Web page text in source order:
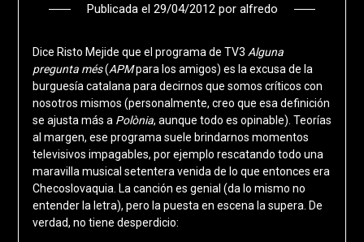
Publicada el 29/04/2012por alfredo
Dice Risto Mejide que el programa de TV3 Alguna
pregunta més(APMpara los amigos) es la excusa de la
burguesía catalana para decirnos que somos críticos con
nosotros mismos (personalmente, creo que esa definición
se ajusta más a Polònia, aunque todo es opinable). Teorías
al margen, ese programa suele brindarnos momentos
televisivos impagables, por ejemplo rescatando todo una
maravilla musical setentera venida de lo que entonces era
Checoslovaquia. La canción es genial (da lo mismo no
entender la letra), pero la puesta en escena la supera. De
verdad, no tiene desperdicio: